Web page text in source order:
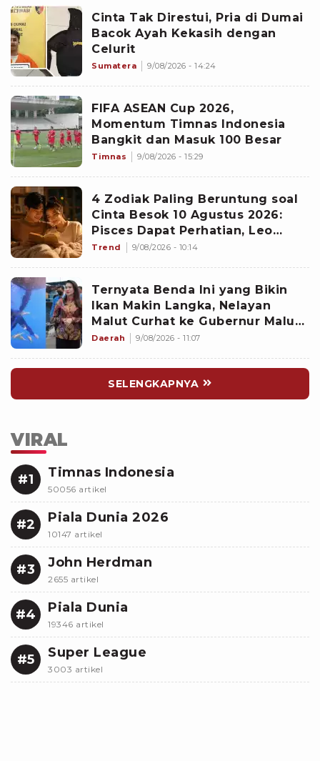
Cinta Tak Direstui, Pria di Dumai
Bacok Ayah Kekasih dengan
Celurit
Sumatera 9/08/2026 - 14:24
FIFA ASEAN Cup 2026,
Momentum Timnas Indonesia
Bangkit dan Masuk 100 Besar
Timnas 9/08/2026 - 15:29
4 Zodiak Paling Beruntung soal
Cinta Besok 10 Agustus 2026:
Pisces Dapat Perhatian, Leo
Makin Dekat dengan Si Dia
Trend 9/08/2026 - 10:14
Ternyata Benda Ini yang Bikin
Ikan Makin Langka, Nelayan
Malut Curhat ke Gubernur Malut
Sherly Tjoanda soal Rumpon
Daerah 9/08/2026 - 11:07
SELENGKAPNYA
VIRAL
#1 Timnas Indonesia
50056 artikel
#2 Piala Dunia 2026
10147 artikel
#3 John Herdman
2655 artikel
#4 Piala Dunia
19346 artikel
#5 Super League
3003 artikel